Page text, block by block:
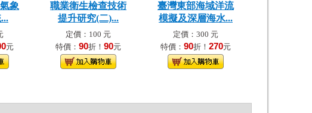
象
元
職業衛生檢查技術
提升研究(二)...
定價：100 元
特價： 90折！ 90元
臺灣東部海域洋流
模擬及深層海水...
定價：300 元
特價： 90折！ 270元